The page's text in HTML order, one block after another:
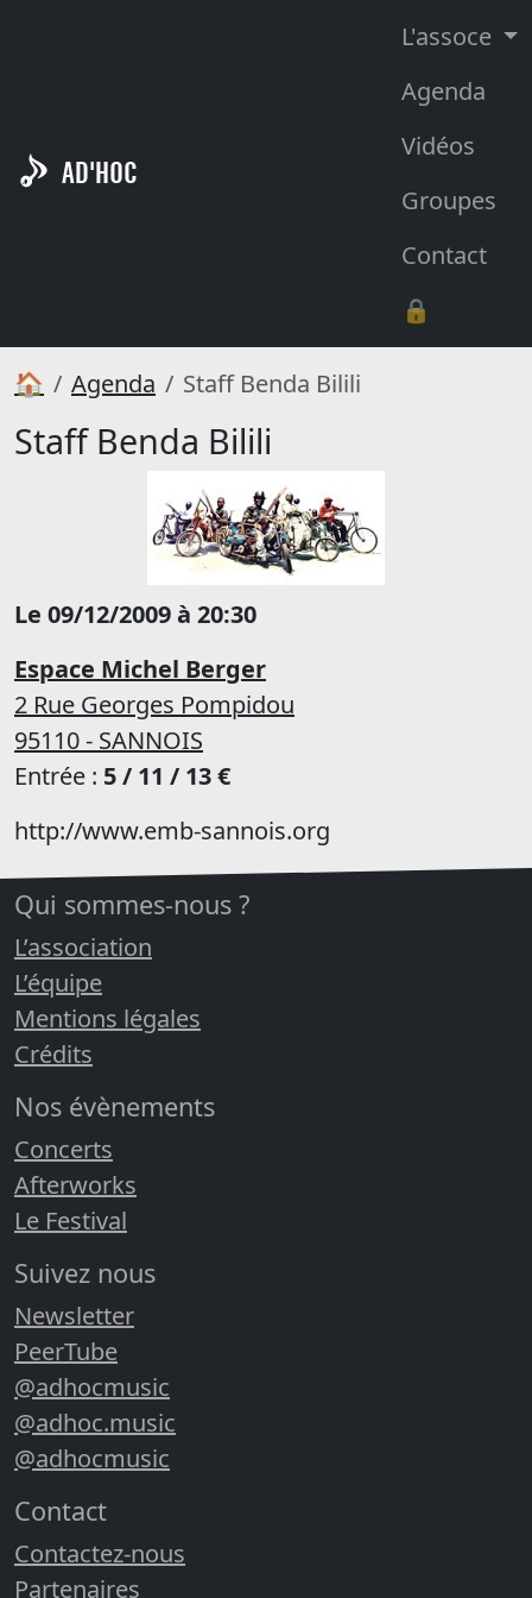
AD'HOC
L'assoce
Agenda
Vidéos
Groupes
Contact
🔒
🏠 Agenda Staff Benda Bilili
Staff Benda Bilili
Le 09/12/2009 à 20:30
Espace Michel Berger
2 Rue Georges Pompidou
95110 - SANNOIS
Entrée : 5 / 11 / 13 €
http://www.emb-sannois.org
Qui sommes-nous ?
L’association
L’équipe
Mentions légales
Crédits
Nos évènements
Concerts
Afterworks
Le Festival
Suivez nous
Newsletter
PeerTube
@adhocmusic
@adhoc.music
@adhocmusic
Contact
Contactez-nous
Partenaires